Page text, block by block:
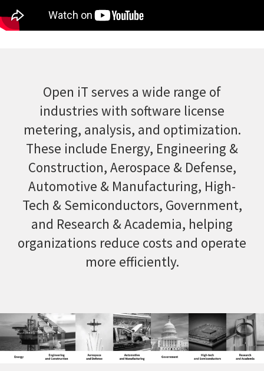
Open iT serves a wide range of
industries with software license
metering, analysis, and optimization.
These include Energy, Engineering &
Construction, Aerospace & Defense,
Automotive & Manufacturing, High-
Tech & Semiconductors, Government,
and Research & Academia, helping
organizations reduce costs and operate
more efficiently.